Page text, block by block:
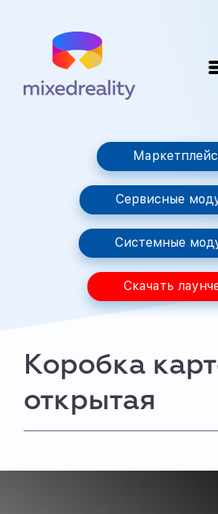
Маркетплейс
Сервисные
Системные
Скачать
Коробка
открытая